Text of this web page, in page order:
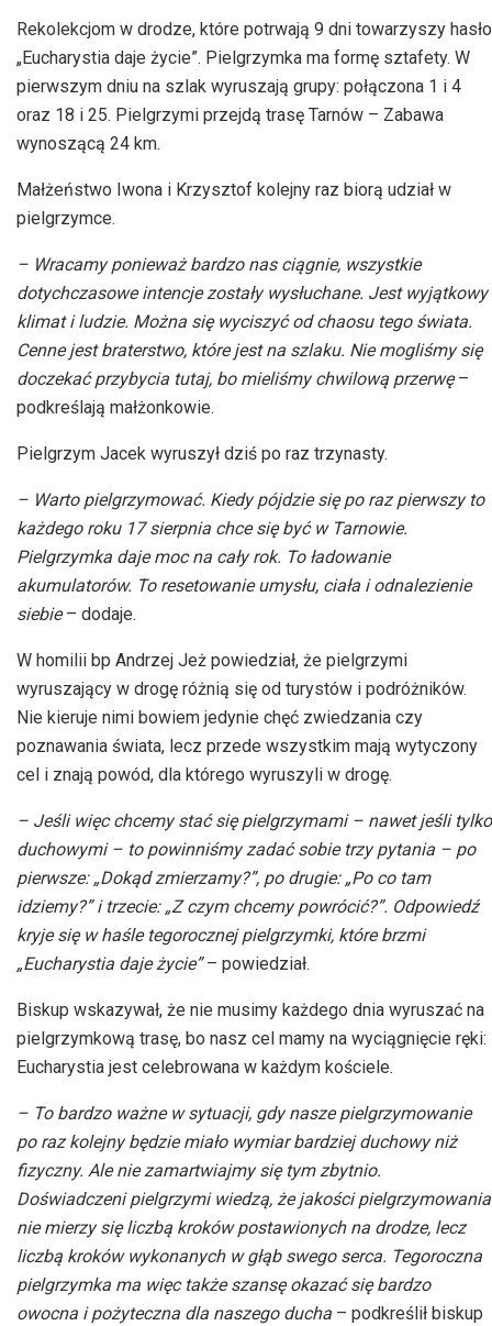
Rekolekcjom w drodze, które potrwają 9 dni towarzyszy hasło
„Eucharystia daje życie”. Pielgrzymka ma formę sztafety. W
pierwszym dniu na szlak wyruszają grupy: połączona 1 i 4
oraz 18 i 25. Pielgrzymi przejdą trasę Tarnów – Zabawa
wynoszącą 24 km.
Małżeństwo Iwona i Krzysztof kolejny raz biorą udział w
pielgrzymce.
– Wracamy ponieważ bardzo nas ciągnie, wszystkie
dotychczasowe intencje zostały wysłuchane. Jest wyjątkowy
klimat i ludzie. Można się wyciszyć od chaosu tego świata.
Cenne jest braterstwo, które jest na szlaku. Nie mogliśmy się
doczekać przybycia tutaj, bo mieliśmy chwilową przerwę–
podkreślają małżonkowie.
Pielgrzym Jacek wyruszył dziś po raz trzynasty.
– Warto pielgrzymować. Kiedy pójdzie się po raz pierwszy to
każdego roku 17 sierpnia chce się być w Tarnowie.
Pielgrzymka daje moc na cały rok. To ładowanie
akumulatorów. To resetowanie umysłu, ciała i odnalezienie
siebie– dodaje.
W homilii bp Andrzej Jeż powiedział, że pielgrzymi
wyruszający w drogę różnią się od turystów i podróżników.
Nie kieruje nimi bowiem jedynie chęć zwiedzania czy
poznawania świata, lecz przede wszystkim mają wytyczony
cel i znają powód, dla którego wyruszyli w drogę.
– Jeśli więc chcemy stać się pielgrzymami – nawet jeśli tylko
duchowymi – to powinniśmy zadać sobie trzy pytania – po
pierwsze: „Dokąd zmierzamy?”, po drugie: „Po co tam
idziemy?” i trzecie: „Z czym chcemy powrócić?”. Odpowiedź
kryje się w haśle tegorocznej pielgrzymki, które brzmi
„Eucharystia daje życie”– powiedział.
Biskup wskazywał, że nie musimy każdego dnia wyruszać na
pielgrzymkową trasę, bo nasz cel mamy na wyciągnięcie ręki:
Eucharystia jest celebrowana w każdym kościele.
– To bardzo ważne w sytuacji, gdy nasze pielgrzymowanie
po raz kolejny będzie miało wymiar bardziej duchowy niż
fizyczny. Ale nie zamartwiajmy się tym zbytnio.
Doświadczeni pielgrzymi wiedzą, że jakości pielgrzymowania
nie mierzy się liczbą kroków postawionych na drodze, lecz
liczbą kroków wykonanych w głąb swego serca. Tegoroczna
pielgrzymka ma więc także szansę okazać się bardzo
owocna i pożyteczna dla naszego ducha – podkreślił biskup